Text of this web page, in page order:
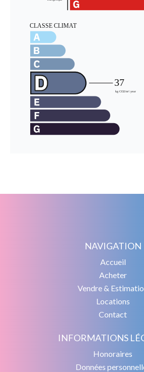
NAVIGATION
Accueil
Acheter
Vendre &
Locations
Contact
INFORMATIONS
Honoraires
Données